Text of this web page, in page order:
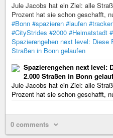
Jule Jacobs hat ein Ziel: alle
Prozent hat sie schon geschafft,
#Bonn #spazieren #laufen
#CityStrides #2000 #Heimatstadt
Spazierengehen next level: Diese
Straßen in Bonn gelaufen
Spazierengehen next level:
2.000 Straßen in Bonn
Jule Jacobs hat ein Ziel: alle
Prozent hat sie schon geschafft,
0 comments